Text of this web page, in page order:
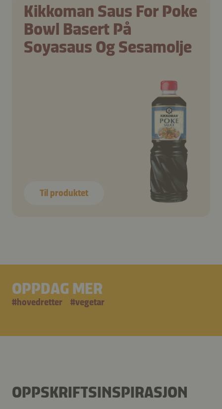
Kikkoman Saus For Poke
Bowl Basert På
Soyasaus Og Sesamolje
Til produktet
OPPDAG MER
#hovedretter #vegetar
OPPSKRIFTSINSPIRASJON